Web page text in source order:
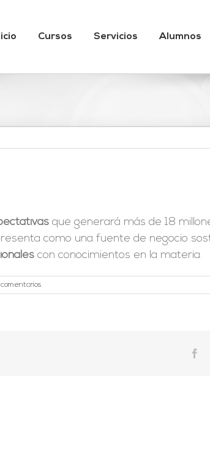
Cursos Servicios Alumnos
que generará más de 18
como una fuente de negocio
con conocimientos en la materia.
comentarios